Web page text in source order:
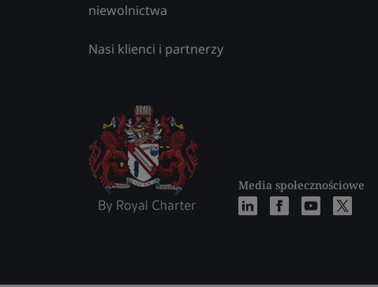
niewolnictwa
Nasi klienci i partnerzy
Media społecznościowe